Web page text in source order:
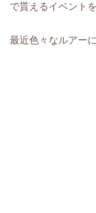
で貰えるイベント
最近色々なルアー